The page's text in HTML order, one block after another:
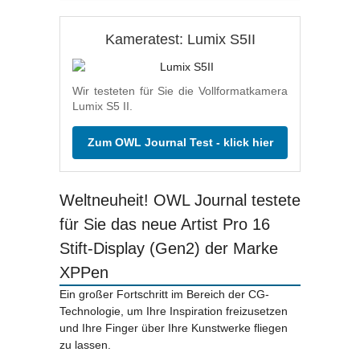
Kameratest: Lumix S5II
Wir testeten für Sie die Vollformatkamera
Lumix S5 II.
Zum OWL Journal Test - klick hier
Weltneuheit! OWL Journal testete
für Sie das neue Artist Pro 16
Stift-Display (Gen2) der Marke
XPPen
Ein großer Fortschritt im Bereich der CG-
Technologie, um Ihre Inspiration freizusetzen
und Ihre Finger über Ihre Kunstwerke fliegen
zu lassen.